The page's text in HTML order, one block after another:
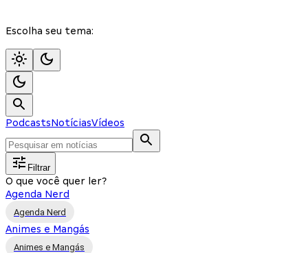
Escolha seu tema:
PodcastsNotíciasVídeos
Filtrar
O que você quer ler?
Agenda Nerd
Agenda Nerd
Animes e Mangás
Animes e Mangás